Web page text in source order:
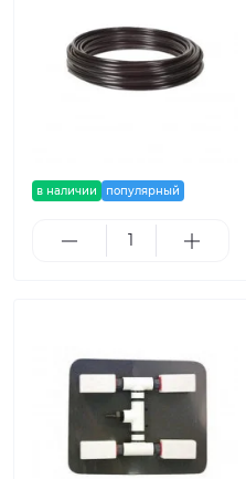
в наличии популярный